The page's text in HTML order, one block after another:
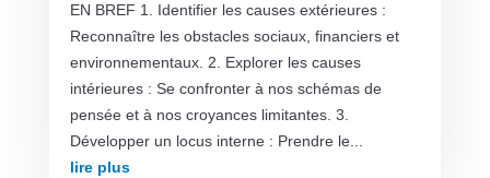
EN BREF 1. Identifier les causes extérieures :
Reconnaître les obstacles sociaux, financiers et
environnementaux. 2. Explorer les causes
intérieures : Se confronter à nos schémas de
pensée et à nos croyances limitantes. 3.
Développer un locus interne : Prendre le...
lire plus